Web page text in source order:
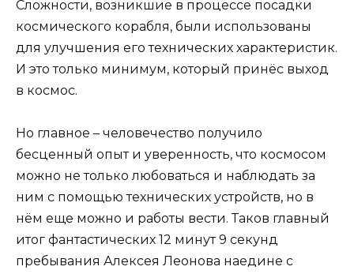
Сложности, возникшие в процессе посадки
космического корабля, были использованы
для улучшения его технических характеристик.
И это только минимум, который принёс выход
в космос.
Но главное – человечество получило
бесценный опыт и уверенность, что космосом
можно не только любоваться и наблюдать за
ним с помощью технических устройств, но в
нём еще можно и работы вести. Таков главный
итог фантастических 12 минут 9 секунд
пребывания Алексея Леонова наедине с